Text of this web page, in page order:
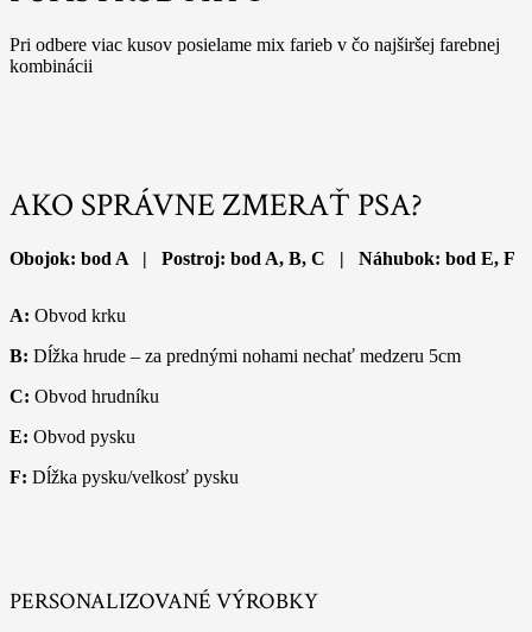
Pri odbere viac kusov posielame mix farieb v čo najširšej farebnej
kombinácii
AKO SPRÁVNE ZMERAŤ PSA?
Obojok: bod A | Postroj: bod A, B, C | Náhubok: bod E, F
A: Obvod krku
B: Dĺžka hrude – za prednými nohami nechať medzeru 5cm
C: Obvod hrudníku
E: Obvod pysku
F: Dĺžka pysku/velkosť pysku
PERSONALIZOVANÉ VÝROBKY